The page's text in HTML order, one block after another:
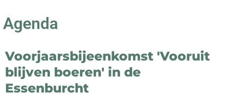
Agenda
Voorjaarsbijeenkomst 'Vooruit
blijven boeren' in de
Essenburcht